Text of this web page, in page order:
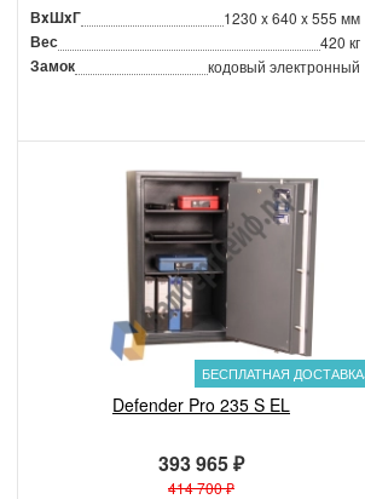
ВxШxГ 1230 x 640 x 555 мм
Вес 420 кг
Замок кодовый электронный
БЕСПЛАТНАЯ ДОСТАВКА
Defender Pro 235 S EL
393 965 ₽
414 700 ₽